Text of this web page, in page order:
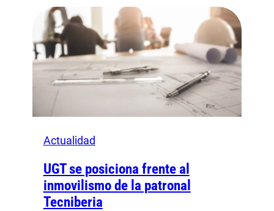
Actualidad
UGT se posiciona frente al
inmovilismo de la patronal
Tecniberia